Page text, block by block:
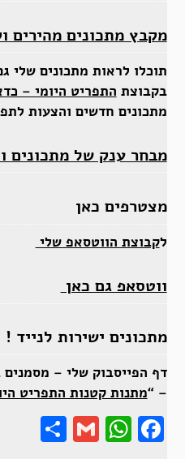
מקבץ מתכונים מהירים
תוכלו לראות מתכונים שלי
בקבוצת התפריט היומי –
מתכונים חדשים והצעות
מבחר ענק של מתכונים
מצטרפים כאן
לקבוצת הווטסאפ שלי
ווטסאפ גם כאן
מתכונים ישירות לנייד !
דף הפייסבוק שלי – מסמנים
– “מתנות קטנות התפריט
Gmail
Share